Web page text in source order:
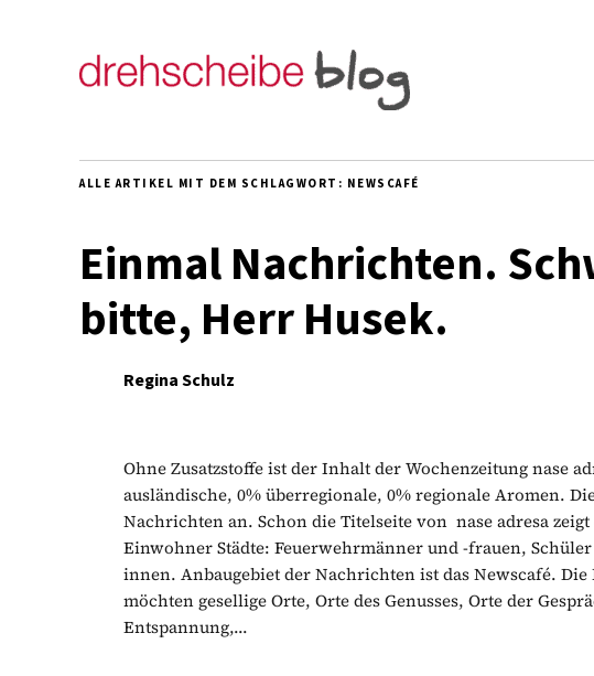
ALLE ARTIKEL MIT DEM SCHLAGWORT: NEWSCAFÉ
Einmal Nachrichten.
bitte, Herr Husek.
Regina Schulz
Ohne Zusatzstoffe ist der Inhalt der Wochenzeitung nase
ausländische, 0% überregionale, 0% regionale Aromen.
Nachrichten an. Schon die Titelseite von nase adresa zeigt
Einwohner Städte: Feuerwehrmänner und -frauen,
innen. Anbaugebiet der Nachrichten ist das Newscafé. Die
möchten gesellige Orte, Orte des Genusses, Orte der
Entspannung,...